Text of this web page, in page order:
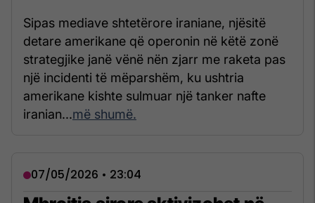
Sipas mediave shtetërore iraniane, njësitë
detare amerikane që operonin në këtë zonë
strategjike janë vënë nën zjarr me raketa pas
një incidenti të mëparshëm, ku ushtria
amerikane kishte sulmuar një tanker nafte
iranian...më shumë.
07/05/2026 • 23:04